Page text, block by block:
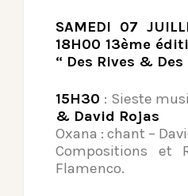
SAMEDI 07
18H00 13ème
“ Des Rives & Des
15H30 : Sieste
& David Rojas
Oxana : chant –
Compositions et
Flamenco.